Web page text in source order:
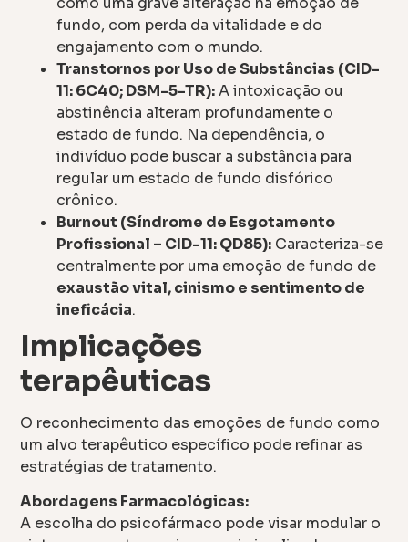
fundo, com perda da vitalidade e do
engajamento com o mundo.
Transtornos por Uso de Substâncias (CID-
11: 6C40; DSM-5-TR):A intoxicação ou
abstinência alteram profundamente o
estado de fundo. Na dependência, o
indivíduo pode buscar a substância para
regular um estado de fundo disfórico
crônico.
Burnout (Síndrome de Esgotamento
Profissional – CID-11: QD85): Caracteriza-se
centralmente por uma emoção de fundo de
exaustão vital, cinismo e sentimento de
ineficácia.
Implicações
terapêuticas
O reconhecimento das emoções de fundo como
um alvo terapêutico específico pode refinar as
estratégias de tratamento.
Abordagens Farmacológicas:
A escolha do psicofármaco pode visar modular o